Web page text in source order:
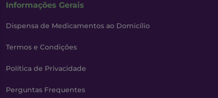
Informações Gerais
Dispensa de Medicamentos ao Domicílio
Termos e Condições
Política de Privacidade
Perguntas Frequentes